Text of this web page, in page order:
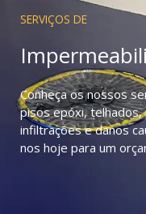
SERVIÇOS DE
Conheça os nossos
pisos epóxi,
infiltrações e danos
nos hoje para um